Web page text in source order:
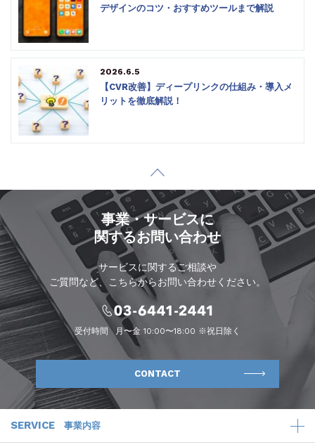
デザインのコツ・おすすめツールまで解説
2026.6.5
【CVR改善】ディープリンクの仕組み・導入メ
リットを徹底解説！
事業・サービスに
関するお問い合わせ
サービスに関するご相談や
ご質問など、こちらからお問い合わせください。
受付時間 月〜金 10:00〜18:00 ※祝日除く
CONTACT
SERVICE 事業内容